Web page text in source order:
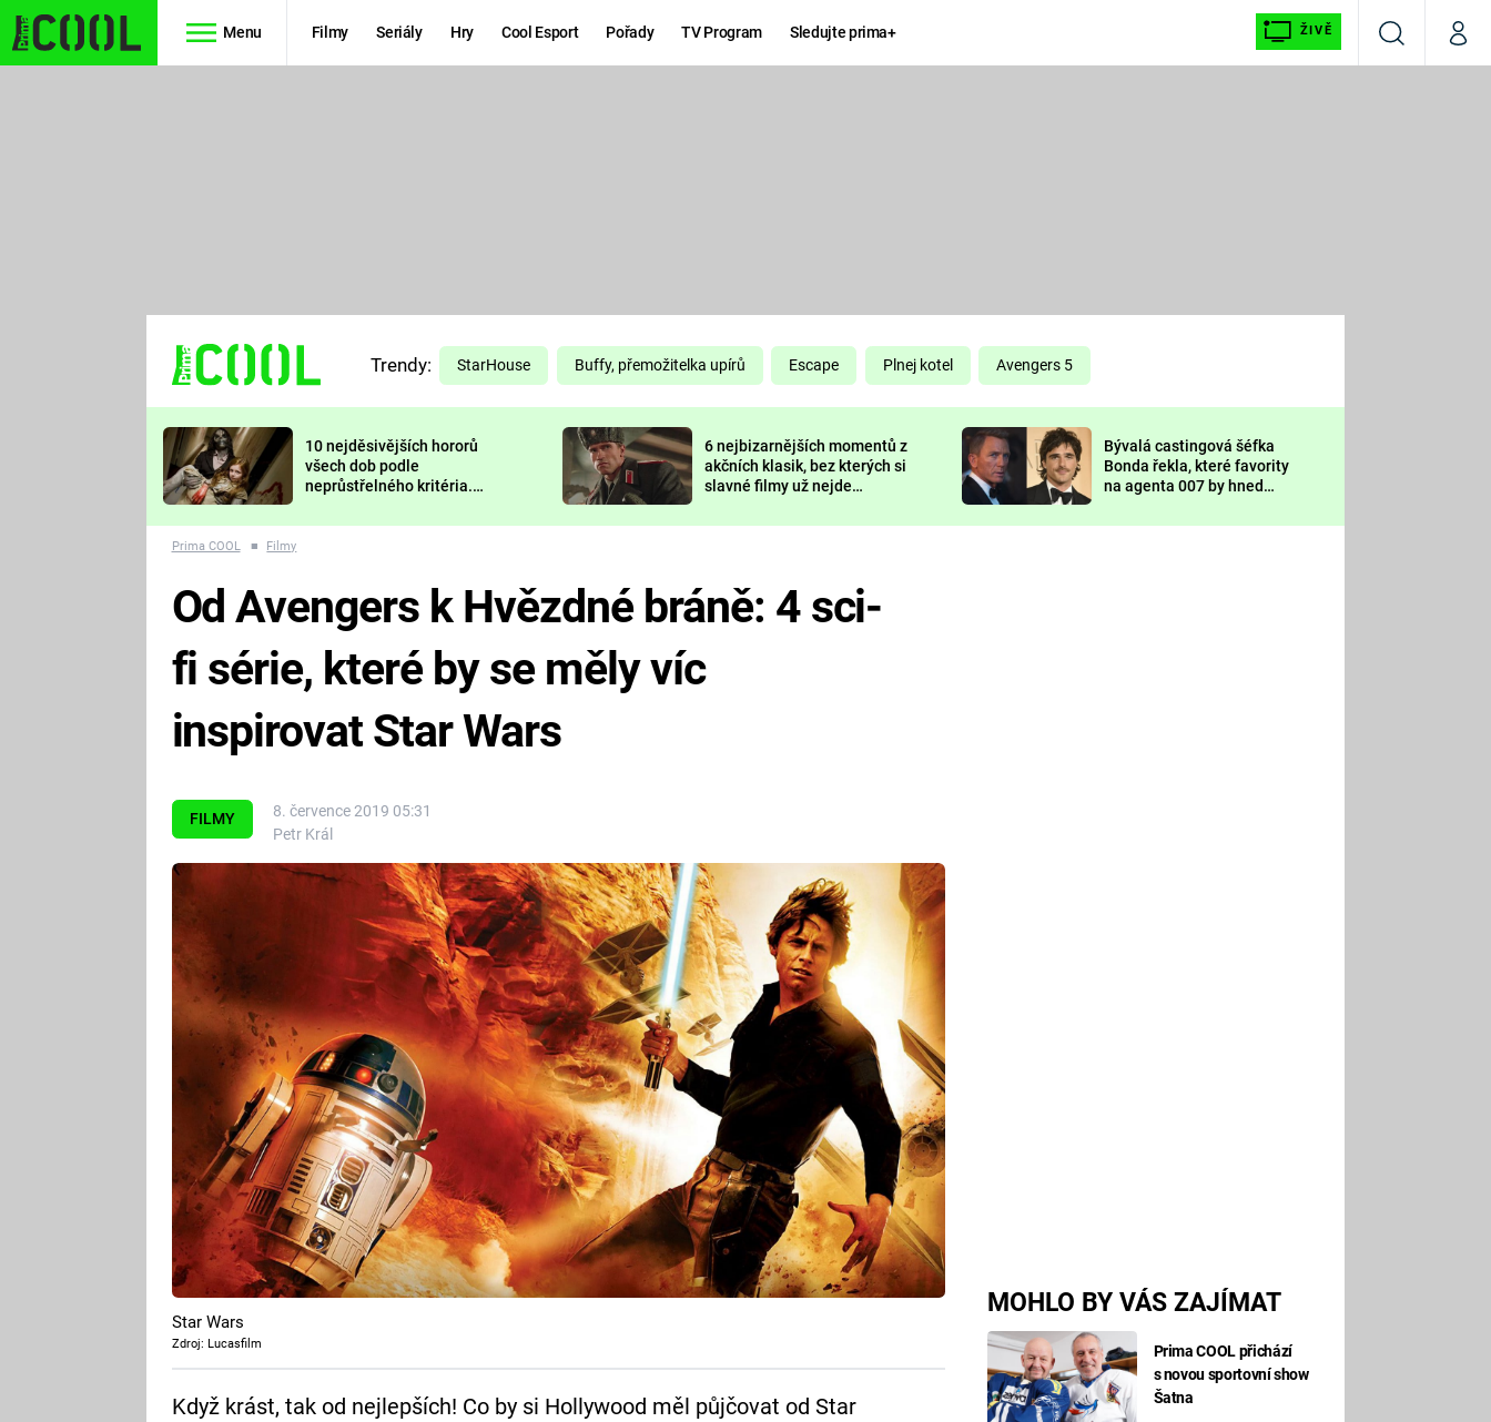
Menu Filmy Seriály Hry Cool Esport Pořady TV Program Sledujte prima+ ŽIVĚ
VyhledáváníMůj
TŘESKU
FUTURAMA
PREDÁTOR
DELIVERANCE
KOMEDIE
CHUCK
NORRIS
DEADPOOL
Prima LAJK
Sledujte nás
Trendy: StarHouse Buffy, přemožitelka upírů Escape Plnej kotel Avengers 5
10 nejděsivějších hororů
všech dob podle
neprůstřelného kritéria.
nejvíc zvednou tep?
6 nejbizarnějších momentů z
akčních klasik, bez kterých si
slavné filmy už nejde
Bývalá castingová šéfka
Bonda řekla, které favority
na agenta 007 by hned
Prima COOL ■ Filmy
FILMY
8. července 2019 05:31
Petr Král
MOHLO BY VÁS ZAJÍMAT
Prima COOL přichází
s novou sportovní show
Šatna
Od Avengers k Hvězdné bráně: 4 sci-
fi série, které by se měly víc
inspirovat Star Wars
Star Wars
Zdroj: Lucasfilm
Když krást, tak od nejlepších! Co by si Hollywood měl půjčovat od Star